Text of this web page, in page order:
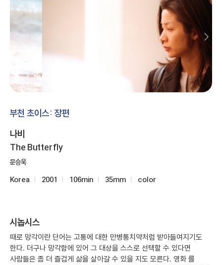
부천 초이스: 장편
나비
The Butterfly
문승욱
Korea 2001 106min 35mm color
시놉시스
때로 망각이란 단어는 고통에 대한 만병통치약처럼 받아들여지기도
한다. 더구나 망각함에 있어 그 대상을 스스로 선택할 수 있다면
사람들은 좀 더 즐겁게 삶을 살아갈 수 있을 지도 모른다. 영화 를